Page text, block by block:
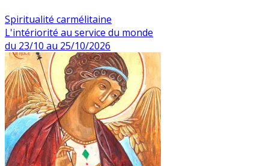
Spiritualité carmélitaine
L'intériorité au service du monde
du 23/10 au 25/10/2026